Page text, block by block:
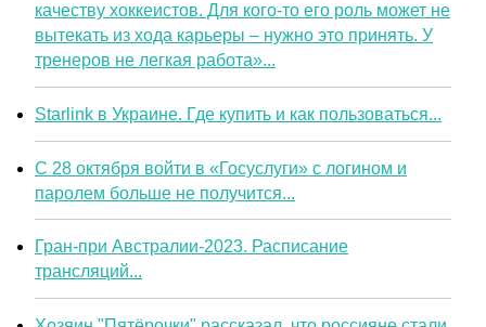
качеству хоккеистов. Для кого-то его роль может не
вытекать из хода карьеры – нужно это принять. У
тренеров не легкая работа»...
Starlink в Украине. Где купить и как пользоваться...
С 28 октября войти в «Госуслуги» с логином и
паролем больше не получится...
Гран-при Австралии-2023. Расписание
трансляций...